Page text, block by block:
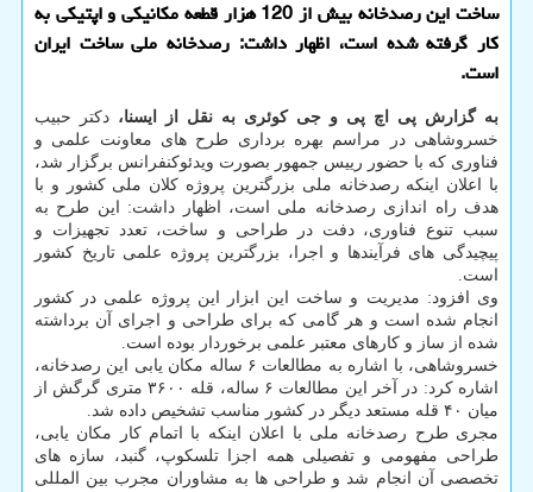
ساخت این رصدخانه بیش از 120 هزار قطعه مکانیکی و اپتیکی به
کار گرفته شده است، اظهار داشت: رصدخانه ملی ساخت ایران
است.
به گزارش پی اچ پی و جی کوئری به نقل از ایسنا، دکتر حبیب
خسروشاهی در مراسم بهره برداری طرح های معاونت علمی و
فناوری که با حضور رییس جمهور بصورت ویدئوکنفرانس برگزار شد،
با اعلان اینکه رصدخانه ملی بزرگترین پروژه کلان ملی کشور و با
هدف راه اندازی رصدخانه ملی است، اظهار داشت: این طرح به
سبب تنوع فناوری، دفت در طراحی و ساخت، تعدد تجهیزات و
پیچیدگی های فرآیندها و اجرا، بزرگترین پروژه علمی تاریخ کشور
است.
وی افزود: مدیریت و ساخت این ابزار این پروژه علمی در کشور
انجام شده است و هر گامی که برای طراحی و اجرای آن برداشته
شده از ساز و کارهای معتبر علمی برخوردار بوده است.
خسروشاهی، با اشاره به مطالعات ۶ ساله مکان یابی این رصدخانه،
اشاره کرد: در آخر این مطالعات ۶ ساله، قله ۳۶۰۰ متری گرگش از
میان ۴۰ قله مستعد دیگر در کشور مناسب تشخیص داده شد.
مجری طرح رصدخانه ملی با اعلان اینکه با اتمام کار مکان یابی،
طراحی مفهومی و تفصیلی همه اجزا تلسکوپ، گنبد، سازه های
تخصصی آن انجام شد و طراحی ها به مشاوران مجرب بین المللی